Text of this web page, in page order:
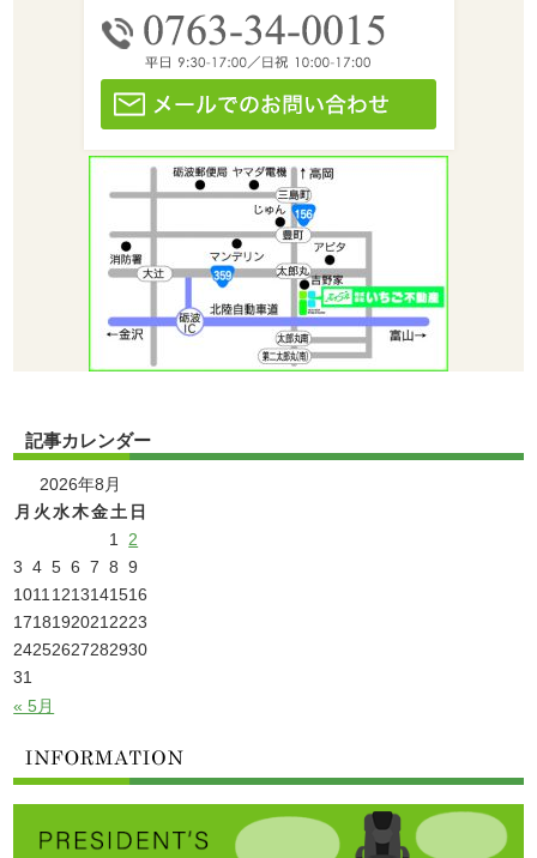
記事カレンダー
2026年8月
月 火 水木金土 日
1
2
3 4 5 6 7 8 9
1011 1213141516
1718192021 2223
24252627282930
31
« 5月